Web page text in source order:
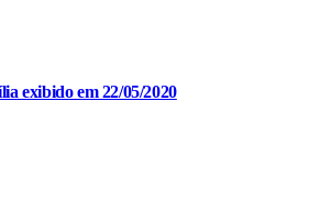
exibido em 22/05/2020